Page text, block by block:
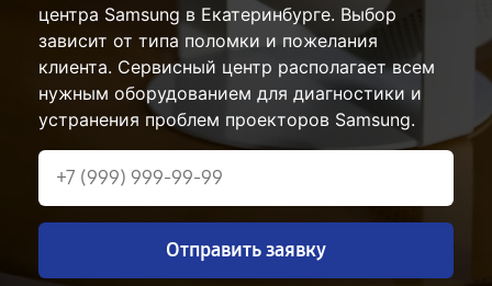
центра Samsung в Екатеринбурге. Выбор
зависит от типа поломки и пожелания
клиента. Сервисный центр располагает всем
нужным оборудованием для диагностики и
устранения проблем проекторов Samsung.
Отправить заявку